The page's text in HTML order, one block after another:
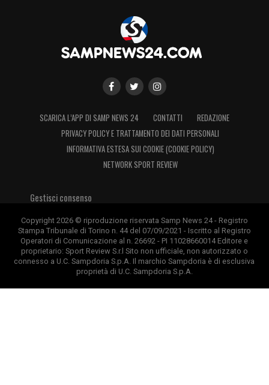
SCARICA L’APP DI SAMP NEWS 24 CONTATTI
REDAZIONE
PRIVACY POLICY E TRATTAMENTO DEI DATI PERSONALI
INFORMATIVA ESTESA SUI COOKIE (COOKIE POLICY)
NETWORK SPORT REVIEW
Gestisci consenso
Copyright 2026 © riproduzione riservata Samp News 24 - Registro
Stampa Tribunale di Torino n. 44 del 07/09/2021 - Iscritto al Registro
Operatori di Comunicazione al n. 26692 - PI 11028660014 Editore e
proprietario: Sport Review S.r.l Sito non ufficiale, non autorizzato o
connesso a U.C. Sampdoria S.p.A. Il marchio Sampdoria è di esclusiva
proprietà di U.C. Sampdoria S.p.A.